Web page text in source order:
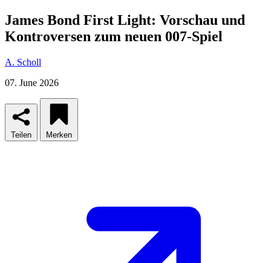
James Bond First Light: Vorschau und
Kontroversen zum neuen 007-Spiel
A. Scholl
07. June 2026
Teilen Merken